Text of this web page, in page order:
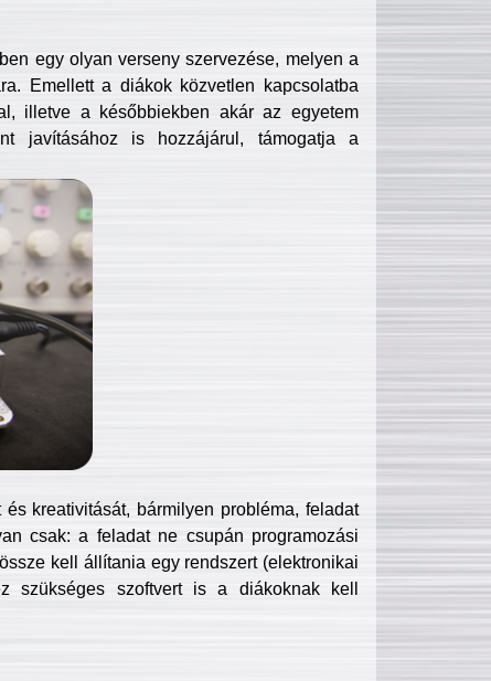
egy olyan verseny szervezése, melyen a
Emellett a diákok közvetlen kapcsolatba
illetve a későbbiekben akár az egyetem
javításához is hozzájárul, támogatja a
kreativitását, bármilyen probléma, feladat
csak: a feladat ne csupán programozási
kell állítania egy rendszert (elektronikai
szükséges szoftvert is a diákoknak kell